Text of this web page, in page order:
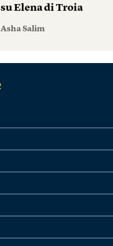
su Elena di Troia
Asha Salim